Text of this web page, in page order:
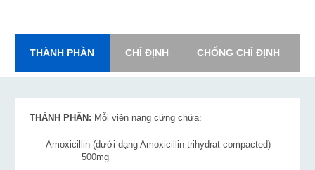
THÀNH PHẦN CHỈ ĐỊNH CHỐNG CHỈ ĐỊNH
THÀNH PHẦN: Mỗi viên nang cứng chứa:
- Amoxicillin (dưới dạng Amoxicillin trihydrat compacted)
__________ 500mg